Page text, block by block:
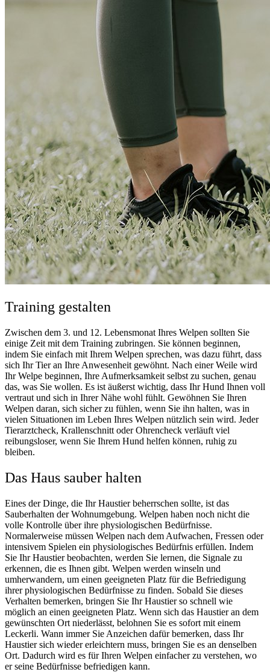
Training gestalten
Zwischen dem 3. und 12. Lebensmonat Ihres Welpen sollten Sie
einige Zeit mit dem Training zubringen. Sie können beginnen,
indem Sie einfach mit Ihrem Welpen sprechen, was dazu führt, dass
sich Ihr Tier an Ihre Anwesenheit gewöhnt. Nach einer Weile wird
Ihr Welpe beginnen, Ihre Aufmerksamkeit selbst zu suchen, genau
das, was Sie wollen. Es ist äußerst wichtig, dass Ihr Hund Ihnen voll
vertraut und sich in Ihrer Nähe wohl fühlt. Gewöhnen Sie Ihren
Welpen daran, sich sicher zu fühlen, wenn Sie ihn halten, was in
vielen Situationen im Leben Ihres Welpen nützlich sein wird. Jeder
Tierarztcheck, Krallenschnitt oder Ohrencheck verläuft viel
reibungsloser, wenn Sie Ihrem Hund helfen können, ruhig zu
bleiben.
Das Haus sauber halten
Eines der Dinge, die Ihr Haustier beherrschen sollte, ist das
Sauberhalten der Wohnumgebung. Welpen haben noch nicht die
volle Kontrolle über ihre physiologischen Bedürfnisse.
Normalerweise müssen Welpen nach dem Aufwachen, Fressen oder
intensivem Spielen ein physiologisches Bedürfnis erfüllen. Indem
Sie Ihr Haustier beobachten, werden Sie lernen, die Signale zu
erkennen, die es Ihnen gibt. Welpen werden winseln und
umherwandern, um einen geeigneten Platz für die Befriedigung
ihrer physiologischen Bedürfnisse zu finden. Sobald Sie dieses
Verhalten bemerken, bringen Sie Ihr Haustier so schnell wie
möglich an einen geeigneten Platz. Wenn sich das Haustier an dem
gewünschten Ort niederlässt, belohnen Sie es sofort mit einem
Leckerli. Wann immer Sie Anzeichen dafür bemerken, dass Ihr
Haustier sich wieder erleichtern muss, bringen Sie es an denselben
Ort. Dadurch wird es für Ihren Welpen einfacher zu verstehen, wo
er seine Bedürfnisse befriedigen kann.